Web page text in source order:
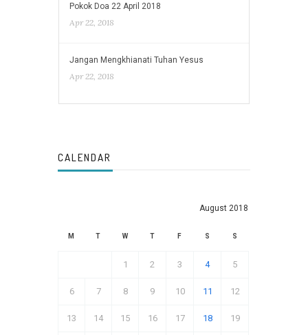
Pokok Doa 22 April 2018
Apr 22, 2018
Jangan Mengkhianati Tuhan Yesus
Apr 22, 2018
CALENDAR
August 2018
M T W T F S S
1 2 3 4 5
6 7 8 9 10 11 12
13 14 15 16 17 18 19